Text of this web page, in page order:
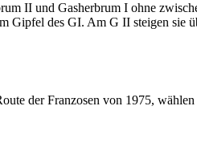
II und Gasherbrum I ohne
Gipfel des GI. Am G II steigen
der Franzosen von 1975,